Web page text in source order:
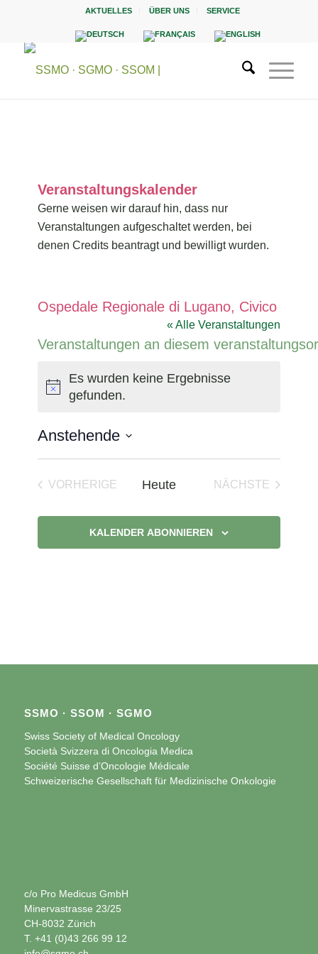
AKTUELLES ÜBER UNS SERVICE
Veranstaltungskalender
Gerne weisen wir darauf hin, dass nur
Veranstaltungen aufgeschaltet werden, bei
denen Credits beantragt und bewilligt wurden.
Ospedale Regionale di Lugano, Civico
« Alle Veranstaltungen
Veranstaltungen an diesem
Hinweis
Es wurden keine Ergebnisse
gefunden.
Anstehende
VORHERIGE
Heute
NÄCHSTE
KALENDER ABONNIEREN
SSMO · SSOM · SGMO
Swiss Society of Medical Oncology
Società Svizzera di Oncologia Medica
Société Suisse d’Oncologie Médicale
Schweizerische Gesellschaft für Medizinische Onkologie
c/o Pro Medicus GmbH
Minervastrasse 23/25
CH-8032 Zürich
T. +41 (0)43 266 99 12